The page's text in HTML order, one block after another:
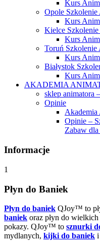
Kurs
Opole
Kurs
Kielce
Kurs
Toruń
Kurs
Białystok
Kurs
AKADEMIA
sklep animatora
Opinie
Akademia
Opinie –
Zabaw
Informacje
1
Płyn do Baniek
Płyn do baniek QJoy™ to
baniek oraz płyn do
pokazy. QJoy™ to sznurki
mydlanych, kijki do baniek i